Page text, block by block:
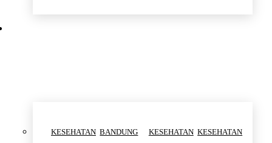
KESEHATAN BANDUNG KESEHATAN KESEHATAN